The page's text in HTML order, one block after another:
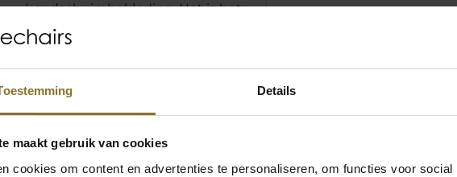
Details
maakt gebruik van cookies
cookies om content en advertenties te personaliseren, om functies voor social
koudschuimbekleding. Het is het
gebruik van dit schuim met hoge
dichtheid dat ervoor zorgt dat
stoel zijn vorm gedurende
langere tijd behoudt, effectief de
bekleding wegzakken.